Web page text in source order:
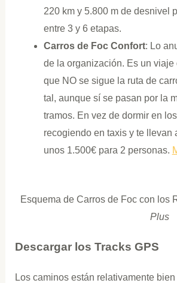
220 km y 5.800 m de desnivel
entre 3 y 6 etapas.
Carros de Foc Confort: Lo
de la organización. Es un viaje
que NO se sigue la ruta de
tal, aunque sí se pasan por la
tramos. En vez de dormir en
recogiendo en taxis y te llevan
unos 1.500€ para 2 personas.
Esquema de Carros de Foc con los
Plus
Descargar los Tracks GPS
Los caminos están relativamente